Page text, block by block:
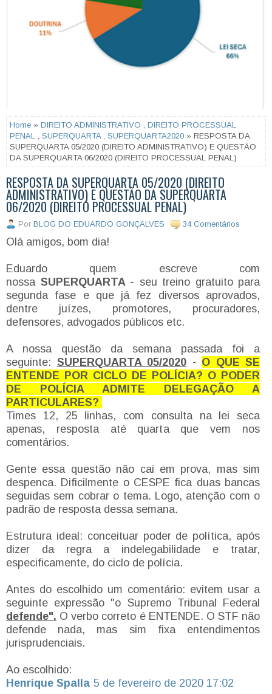
Home » DIREITO ADMINISTRATIVO
DIREITO PROCESSUAL
PENAL
SUPERQUARTA SUPERQUARTA2020 » RESPOSTA DA
SUPERQUARTA 05/2020 (DIREITO ADMINISTRATIVO) E QUESTÃO
DA SUPERQUARTA 06/2020 (DIREITO PROCESSUAL PENAL)
RESPOSTA DA SUPERQUARTA 05/2020 (DIREITO
ADMINISTRATIVO) E QUESTÃO DA SUPERQUARTA
06/2020 (DIREITO PROCESSUAL PENAL)
Por BLOG DO EDUARDO GONÇALVES 34 Comentários
Olá amigos, bom dia!
Eduardo quem escreve com
nossa SUPERQUARTA - seu treino gratuito para
segunda fase e que já fez diversos aprovados,
dentre juízes, promotores, procuradores,
defensores, advogados públicos etc.
A nossa questão da semana passada foi a
seguinte: SUPERQUARTA 05/2020 - O QUE SE
ENTENDE POR CICLO DE POLÍCIA? O PODER
DE POLÍCIA ADMITE DELEGAÇÃO A
PARTICULARES?
Times 12, 25 linhas, com consulta na lei seca
apenas, resposta até quarta que vem nos
comentários.
Gente essa questão não cai em prova, mas sim
despenca. Dificilmente o CESPE fica duas bancas
seguidas sem cobrar o tema. Logo, atenção com o
padrão de resposta dessa semana.
Estrutura ideal: conceituar poder de política, após
dizer da regra a indelegabilidade e tratar,
especificamente, do ciclo de polícia.
Antes do escolhido um comentário: evitem usar a
seguinte expressão "o Supremo Tribunal Federal
defende". O verbo correto é ENTENDE. O STF não
defende nada, mas sim fixa entendimentos
jurisprudenciais.
Ao escolhido:
Henrique Spalla 5 de fevereiro de 2020 17:02